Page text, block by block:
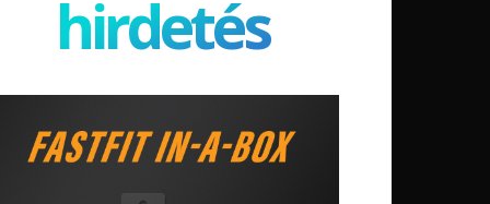
hirdetés